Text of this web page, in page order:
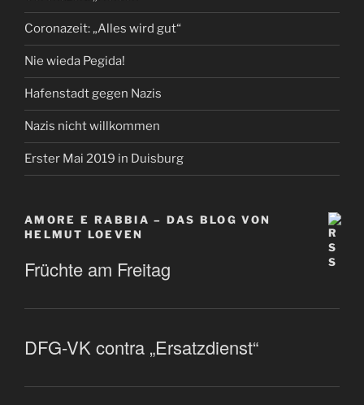
Coronazeit: „Alles wird gut“
Nie wieda Pegida!
Hafenstadt gegen Nazis
Nazis nicht willkommen
Erster Mai 2019 in Duisburg
AMORE E RABBIA – DAS BLOG VON
HELMUT LOEVEN
Früchte am Freitag
DFG-VK contra „Ersatzdienst“